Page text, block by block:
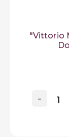
"Vittorio
-